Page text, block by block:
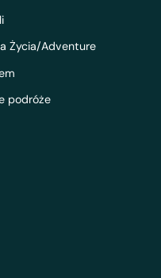
Życia/Adventure
podróże